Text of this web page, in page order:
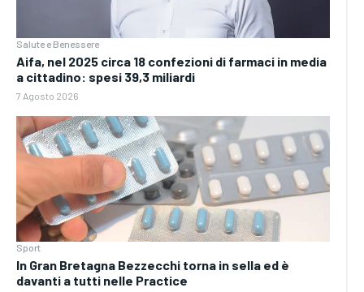
Salute e Benessere
Aifa, nel 2025 circa 18 confezioni di farmaci in media
a cittadino: spesi 39,3 miliardi
7 Agosto 2026
Sport
In Gran Bretagna Bezzecchi torna in sella ed è
davanti a tutti nelle Practice